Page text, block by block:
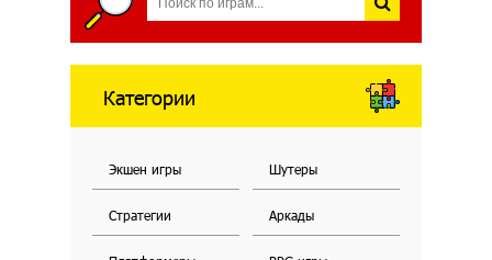
Категории
Экшен игры Шутеры
Стратегии Аркады